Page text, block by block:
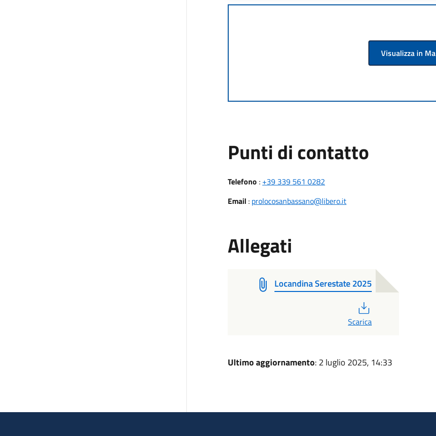
Visualizza in
Punti di contatto
Telefono : +39 339 561 0282
Email: prolocosanbassano@libero.it
Allegati
Locandina Serestate 2025
Scarica
Ultimo aggiornamento: 2 luglio 2025, 14:33